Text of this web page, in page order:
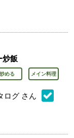
炒飯
炒める メイン料理
ログ さん